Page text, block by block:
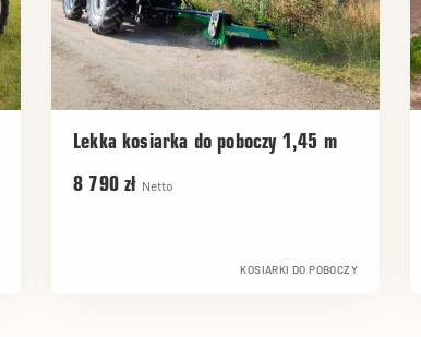
Lekka kosiarka do poboczy 1,45 m
8 790 zł Netto
KOSIARKI DO POBOCZY